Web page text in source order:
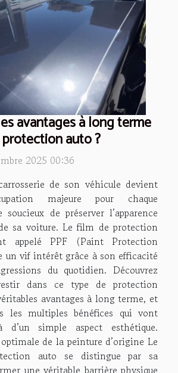
avantages à long terme
auto ?
2025 00:36
de son véhicule devient
majeure pour chaque
soucieux de préserver l’apparence
sa voiture. Le film de protection
appelé PPF (Paint Protection
un vif intérêt grâce à son efficacité
du quotidien. Découvrez
dans ce type de protection
avantages à long terme, et
les multiples bénéfices qui vont
d’un simple aspect esthétique.
de la peinture d’origine Le
auto se distingue par sa
une véritable barrière physique